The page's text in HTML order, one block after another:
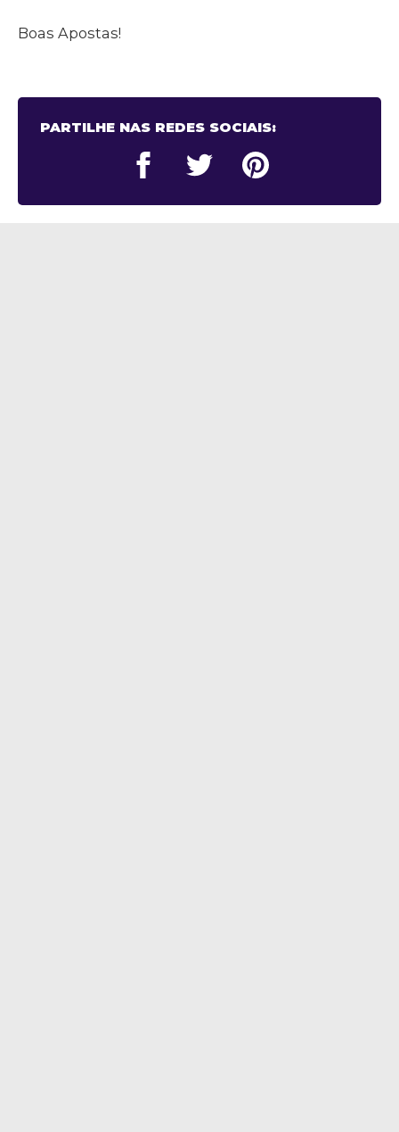
Boas Apostas!
PARTILHE NAS REDES SOCIAIS: